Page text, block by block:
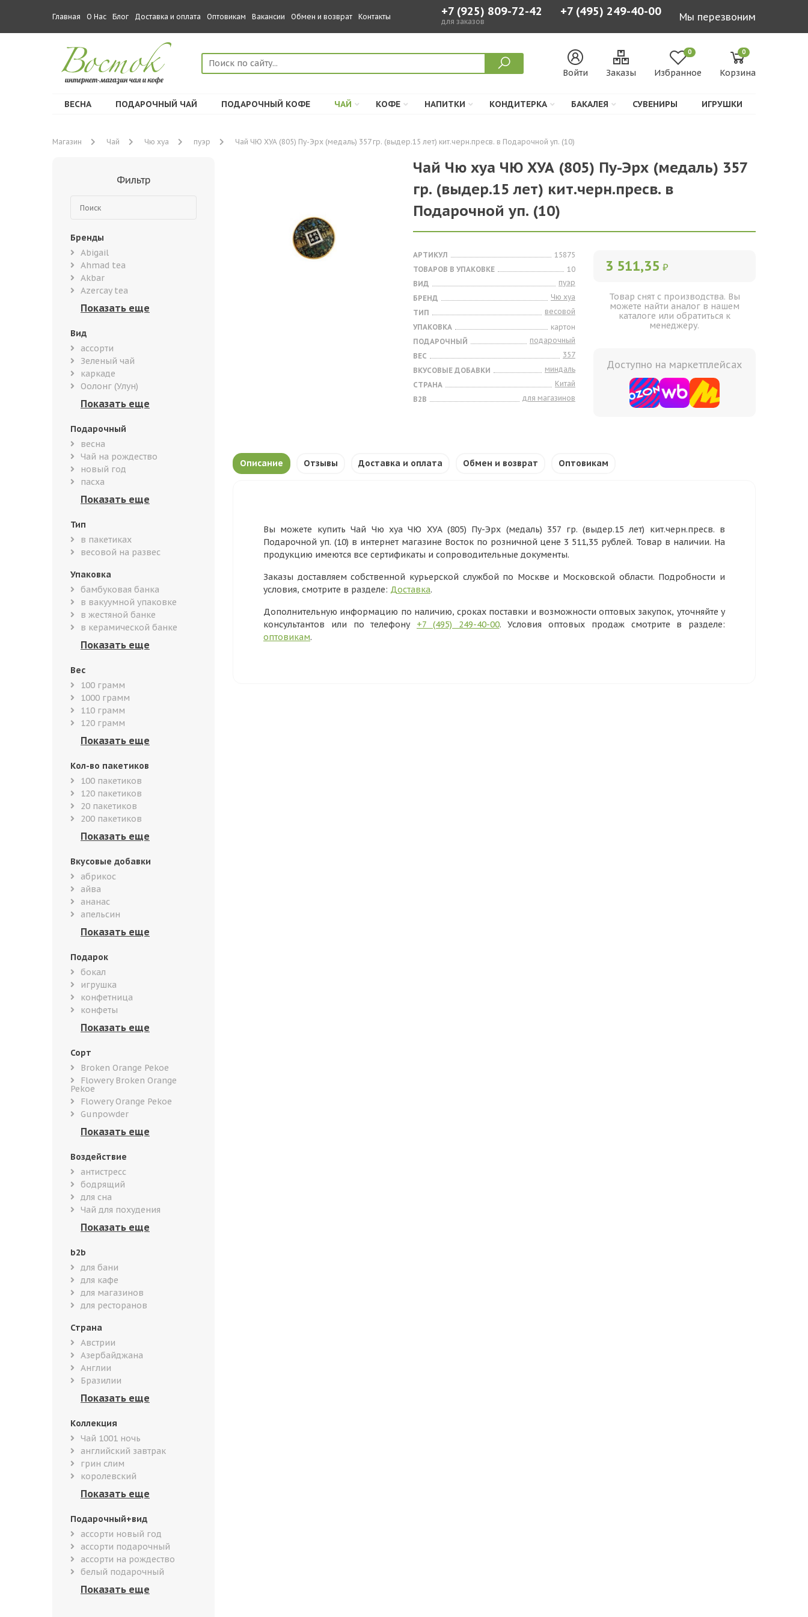
Главная О Нас Блог Доставка и оплата Оптовикам Вакансии Обмен и возврат Контакты +7 (925) 809-72-42
для заказов
+7 (495) 249-40-00 Мы перезвоним
Войти Заказы
0
Избранное
0
Корзина
ВЕСНА ПОДАРОЧНЫЙ ЧАЙ ПОДАРОЧНЫЙ КОФЕ ЧАЙ КОФЕ НАПИТКИ КОНДИТЕРКА БАКАЛЕЯ СУВЕНИРЫ ИГРУШКИ
Магазин Чай Чю хуа пуэр Чай ЧЮ ХУА (805) Пу-Эрх (медаль) 357 гр. (выдер.15 лет) кит.черн.пресв. в Подарочной уп. (10)
Фильтр
Бренды
Abigail
Ahmad tea
Akbar
Azercay tea
Вид
ассорти
Зеленый чай
каркаде
Оолонг (Улун)
Подарочный
весна
Чай на рождество
новый год
пасха
Тип
в пакетиках
весовой на развес
Упаковка
бамбуковая банка
в вакуумной упаковке
в жестяной банке
в керамической банке
Вес
100 грамм
1000 грамм
110 грамм
120 грамм
Кол-во пакетиков
100 пакетиков
120 пакетиков
20 пакетиков
200 пакетиков
Вкусовые добавки
абрикос
айва
ананас
апельсин
Подарок
бокал
игрушка
конфетница
конфеты
Сорт
Broken Orange Pekoe
Flowery Broken Orange
Pekoe
Flowery Orange Pekoe
Gunpowder
Воздействие
антистресс
бодрящий
для сна
Чай для похудения
b2b
для бани
для кафе
для магазинов
для ресторанов
Страна
Австрии
Азербайджана
Англии
Бразилии
Коллекция
Чай 1001 ночь
английский завтрак
грин слим
королевский
Подарочный+вид
ассорти новый год
ассорти подарочный
ассорти на рождество
белый подарочный
Чай Чю хуа ЧЮ ХУА (805) Пу-Эрх (медаль) 357
гр. (выдер.15 лет) кит.черн.пресв. в
Подарочной уп. (10)
АРТИКУЛ
15875
ТОВАРОВ В УПАКОВКЕ
10
ВИД
пуэр
БРЕНД
Чю хуа
ТИП
весовой
УПАКОВКА
картон
ПОДАРОЧНЫЙ
подарочный
ВЕС
357
ВКУСОВЫЕ ДОБАВКИ
миндаль
СТРАНА
Китай
B2B
для магазинов
3 511,35 ₽
Товар снят с производства. Вы
можете найти аналог в нашем
каталоге или обратиться к
менеджеру.
Доступно на маркетплейсах
Описание Отзывы Доставка и оплата Обмен и возврат Оптовикам
Вы можете купить Чай Чю хуа ЧЮ ХУА (805) Пу-Эрх (медаль) 357 гр. (выдер.15 лет) кит.черн.пресв. в
Подарочной уп. (10) в интернет магазине Восток по розничной цене 3 511,35 рублей. Товар в наличии. На
продукцию имеются все сертификаты и сопроводительные документы.
Заказы доставляем собственной курьерской службой по Москве и Московской области. Подробности и
условия, смотрите в разделе: Доставка.
Дополнительную информацию по наличию, сроках поставки и возможности оптовых закупок, уточняйте у
консультантов или по телефону +7 (495) 249-40-00. Условия оптовых продаж смотрите в разделе:
оптовикам.